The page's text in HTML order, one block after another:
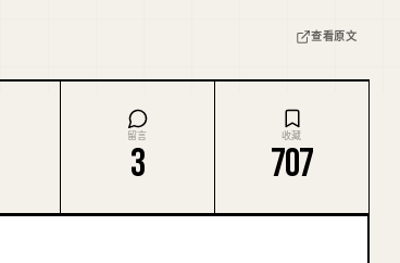
查看原文
留言
3
收藏
707